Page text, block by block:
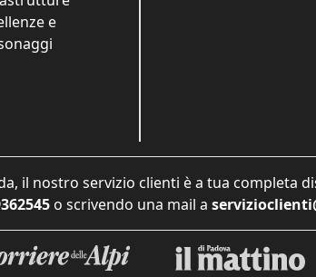
e
il nostro servizio clienti è a tua completa
o scrivendo una mail a